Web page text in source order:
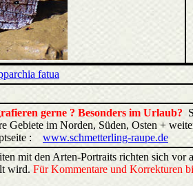
fatua
gerne ? Besonders im Urlaub?
Gebiete im Norden, Süden, Osten +
:
www.schmetterling-raupe.de
mit den Arten-Portraits richten sich vor
wird. Für Kommentare und Korrekturen